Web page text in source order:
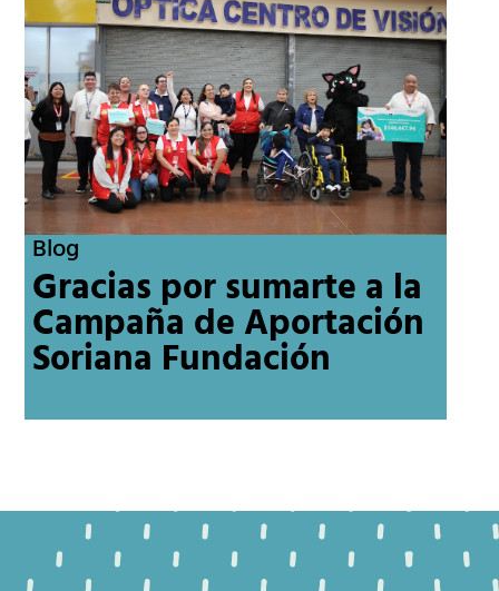
Blog
Gracias por sumarte a la
Campaña de Aportación
Soriana Fundación